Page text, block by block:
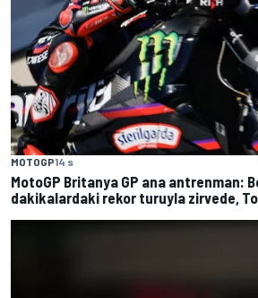
MOTOGP14 s
MotoGP Britanya GP ana antrenman:
dakikalardaki rekor turuyla zirvede,